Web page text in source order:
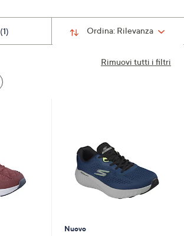
Ordina: Rilevanza
(1)
Rimuovi tutti i filtri
Nuovo